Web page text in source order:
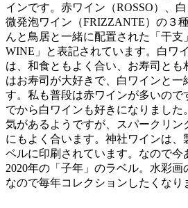
インです。赤ワイン（ROSSO）、
微発泡ワイン（FRIZZANTE）の３
んと鳥居と一緒に配置された「干
WINE」と表記されています。白ワ
は、和食ともよく合い、お寿司とも
はお寿司が大好きで、白ワインと一
す。私も普段は赤ワインが多いので
でから白ワインも好きになりました
気があるようですが、スパークリン
にもよく合います。神社ワインは、
ベルに印刷されています。なので今
2020年の「子年」のラベル。水彩
なので毎年コレクションしたくなり